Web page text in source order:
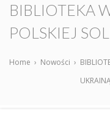
BIBLIOTEKA
POLSKIEJ
Home › Nowości ›